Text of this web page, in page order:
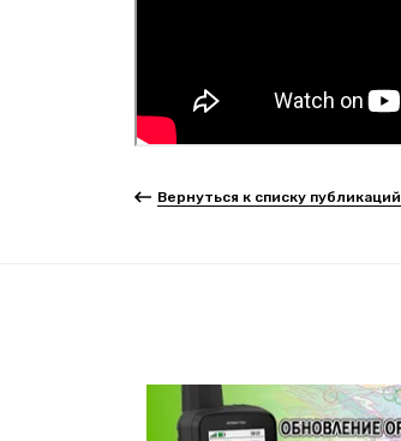
Вернуться к списку публикаций